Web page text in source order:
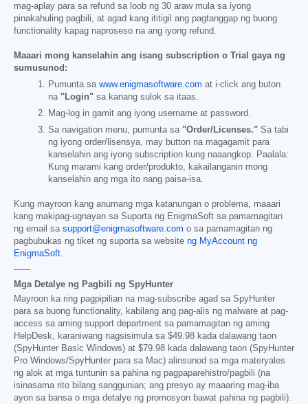
mag-aplay para sa refund sa loob ng 30 araw mula sa iyong
pinakahuling pagbili, at agad kang ititigil ang pagtanggap ng buong
functionality kapag naproseso na ang iyong refund.
Maaari mong kanselahin ang isang subscription o Trial gaya ng
sumusunod:
Pumunta sa www.enigmasoftware.com at i-click ang buton
na "Login" sa kanang sulok sa itaas.
Mag-log in gamit ang iyong username at password.
Sa navigation menu, pumunta sa "Order/Licenses." Sa tabi
ng iyong order/lisensya, may button na magagamit para
kanselahin ang iyong subscription kung naaangkop. Paalala:
Kung marami kang order/produkto, kakailanganin mong
kanselahin ang mga ito nang paisa-isa.
Kung mayroon kang anumang mga katanungan o problema, maaari
kang makipag-ugnayan sa Suporta ng EnigmaSoft sa pamamagitan
ng email sa support@enigmasoftware.com o sa pamamagitan ng
pagbubukas ng tiket ng suporta sa website ng MyAccount ng
EnigmaSoft.
------
Mga Detalye ng Pagbili ng SpyHunter
Mayroon ka ring pagpipilian na mag-subscribe agad sa SpyHunter
para sa buong functionality, kabilang ang pag-alis ng malware at pag-
access sa aming support department sa pamamagitan ng aming
HelpDesk, karaniwang nagsisimula sa $49.98 kada dalawang taon
(SpyHunter Basic Windows) at $79.98 kada dalawang taon (SpyHunter
Pro Windows/SpyHunter para sa Mac) alinsunod sa mga materyales
ng alok at mga tuntunin sa pahina ng pagpaparehistro/pagbili (na
isinasama rito bilang sanggunian; ang presyo ay maaaring mag-iba
ayon sa bansa o mga detalye ng promosyon bawat pahina ng pagbili).